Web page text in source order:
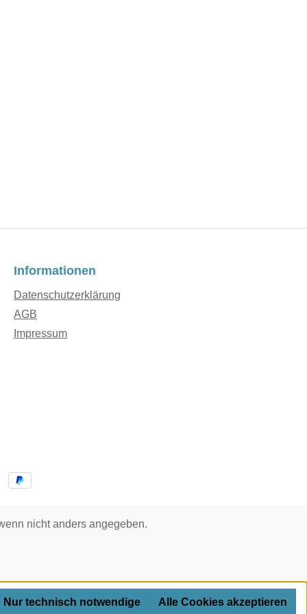
Informationen
Datenschutzerklärung
AGB
Impressum
nicht anders angegeben.
Nur technisch notwendige Alle Cookies akzeptieren